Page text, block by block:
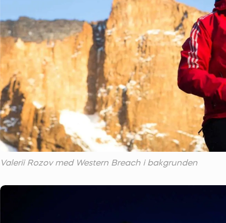
Valerii Rozov med Western Breach i bakgrunden